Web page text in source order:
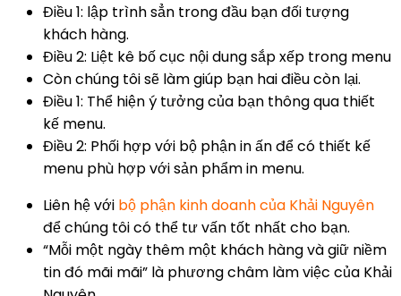
Điều 1: lập trình sẳn trong đầu bạn đối tượng
khách hàng.
Điều 2: Liệt kê bố cục nội dung sắp xếp trong menu
Còn chúng tôi sẽ làm giúp bạn hai điều còn lại.
Điều 1: Thể hiện ý tưởng của bạn thông qua thiết
kế menu.
Điều 2: Phối hợp với bộ phận in ấn để có thiết kế
menu phù hợp với sản phẩm in menu.
Liên hệ với bộ phận kinh doanh của Khải Nguyên
để chúng tôi có thể tư vấn tốt nhất cho bạn.
“Mỗi một ngày thêm một khách hàng và giữ niềm
tin đó mãi mãi” là phương châm làm việc của Khải